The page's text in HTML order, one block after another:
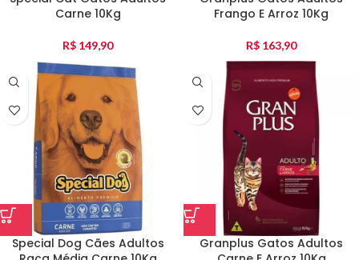
Carne 10Kg
R$ 149,90
Frango E Arroz 10Kg
R$ 163,90
Special Dog Cães Adultos
Granplus Gatos Adultos